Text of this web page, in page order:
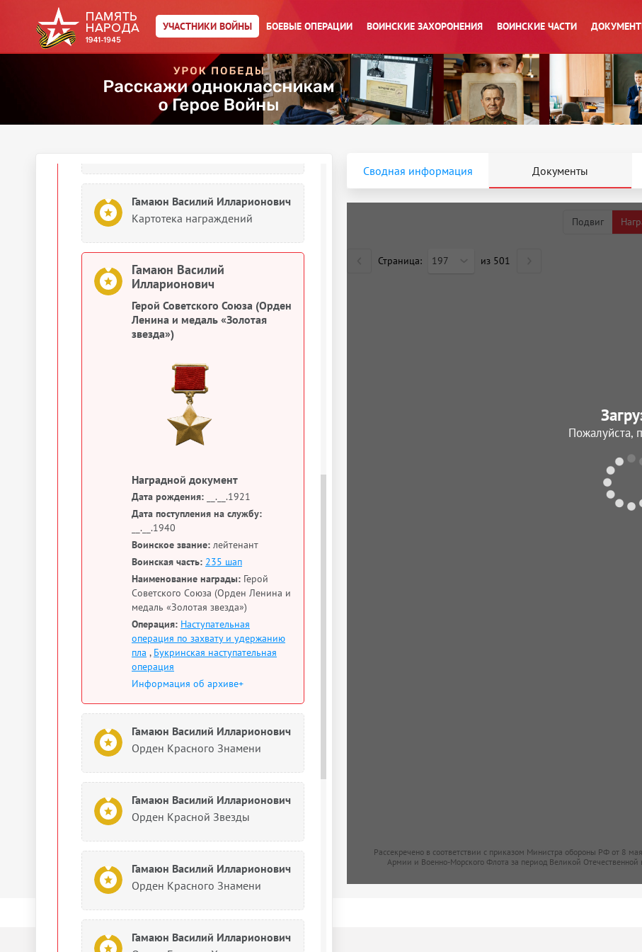
УЧАСТНИКИ ВОЙНЫ БОЕВЫЕ ОПЕРАЦИИ ВОИНСКИЕ ЗАХОРОНЕНИЯ ВОИНСКИЕ ЧАСТИ
Картотека награждений
Гамаюн Василий Илларионович
Картотека награждений
Гамаюн Василий Илларионович
Картотека награждений
Гамаюн Василий
Илларионович
Герой Советского Союза (Орден
Ленина и медаль «Золотая
звезда»)
Наградной документ
Дата рождения: __.__.1921
Дата поступления на службу:
__.__.1940
Воинское звание: лейтенант
Воинская часть: 235 шап
Наименование награды: Герой
Советского Союза (Орден Ленина и
медаль «Золотая звезда»)
Операция: Наступательная
операция по захвату и удержанию
пла , Букринская наступательная
операция
Информация об архиве+
Гамаюн Василий Илларионович
Орден Красного Знамени
Гамаюн Василий Илларионович
Орден Красной Звезды
Гамаюн Василий Илларионович
Орден Красного Знамени
Гамаюн Василий Илларионович
Сводная информация Документы
Подвиг
Страница: 197 из 501
Рассекречено в соответствии с приказом Министра обороны РФ от 8
Армии и Военно-Морского Флота за период Великой
Пожалуйста,